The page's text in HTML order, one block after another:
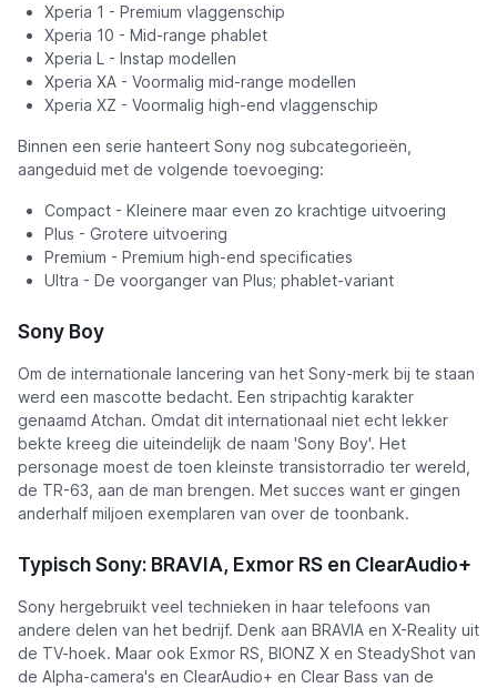
Xperia 1 - Premium vlaggenschip
Xperia 10 - Mid-range phablet
Xperia L - Instap modellen
Xperia XA - Voormalig mid-range modellen
Xperia XZ - Voormalig high-end vlaggenschip
Binnen een serie hanteert Sony nog subcategorieën,
aangeduid met de volgende toevoeging:
Compact - Kleinere maar even zo krachtige uitvoering
Plus - Grotere uitvoering
Premium - Premium high-end specificaties
Ultra - De voorganger van Plus; phablet-variant
Sony Boy
Om de internationale lancering van het Sony-merk bij te staan
werd een mascotte bedacht. Een stripachtig karakter
genaamd Atchan. Omdat dit internationaal niet echt lekker
bekte kreeg die uiteindelijk de naam 'Sony Boy'. Het
personage moest de toen kleinste transistorradio ter wereld,
de TR-63, aan de man brengen. Met succes want er gingen
anderhalf miljoen exemplaren van over de toonbank.
Typisch Sony: BRAVIA, Exmor RS en ClearAudio+
Sony hergebruikt veel technieken in haar telefoons van
andere delen van het bedrijf. Denk aan BRAVIA en X-Reality uit
de TV-hoek. Maar ook Exmor RS, BIONZ X en SteadyShot van
de Alpha-camera's en ClearAudio+ en Clear Bass van de